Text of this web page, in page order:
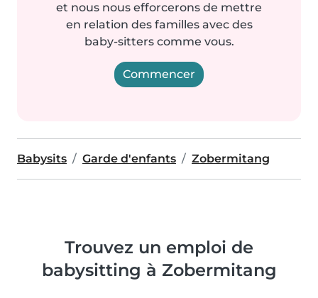
et nous nous efforcerons de mettre
en relation des familles avec des
baby-sitters comme vous.
Commencer
Babysits Garde d'enfants Zobermitang
Trouvez un emploi de
babysitting à Zobermitang